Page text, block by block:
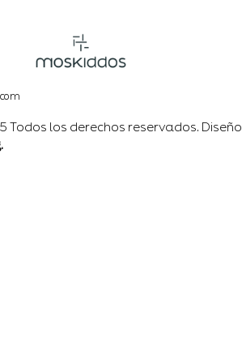
Todos los derechos reservados. Diseño